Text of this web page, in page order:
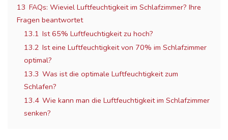
13 FAQs: Wieviel Luftfeuchtigkeit im Schlafzimmer? Ihre
Fragen beantwortet
13.1 Ist 65% Luftfeuchtigkeit zu hoch?
13.2 Ist eine Luftfeuchtigkeit von 70% im Schlafzimmer
optimal?
13.3 Was ist die optimale Luftfeuchtigkeit zum
Schlafen?
13.4 Wie kann man die Luftfeuchtigkeit im Schlafzimmer
senken?